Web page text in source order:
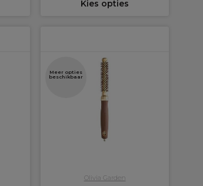
Kies opties
Meer opties
beschikbaar
Olivia Garden